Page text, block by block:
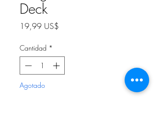
Deck
19,99 US$
Cantidad *
Agotado